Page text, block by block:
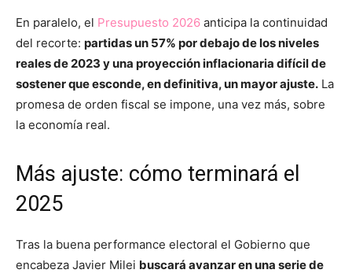
En paralelo, el Presupuesto 2026 anticipa la continuidad
del recorte: partidas un 57% por debajo de los niveles
reales de 2023 y una proyección inflacionaria difícil de
sostener que esconde, en definitiva, un mayor ajuste. La
promesa de orden fiscal se impone, una vez más, sobre
la economía real.
Más ajuste: cómo terminará el
2025
Tras la buena performance electoral el Gobierno que
encabeza Javier Milei buscará avanzar en una serie de